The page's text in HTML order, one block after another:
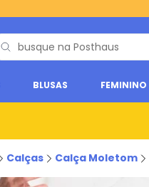
BLUSAS FEMININO
Calças Calça Moletom